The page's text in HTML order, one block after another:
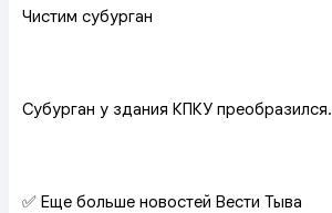
Чистим субурган
Субурган у здания КПКУ преобразился.
✅ Еще больше новостей Вести Тыва